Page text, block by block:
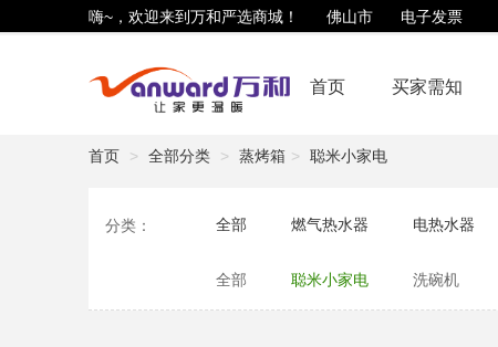
嗨~，欢迎来到万和严选商城！ 佛山市 电子发票
首页 买家需知
首页 全部分类 蒸烤箱 聪米小家电
分类： 全部 燃气热水器 电热水器
全部 聪米小家电 洗碗机